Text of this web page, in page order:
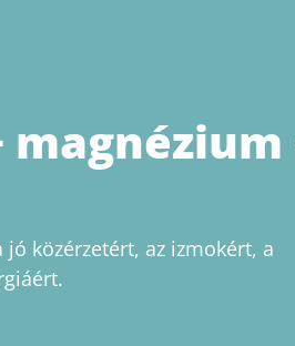
magnézium
közérzetért, az izmokért, a